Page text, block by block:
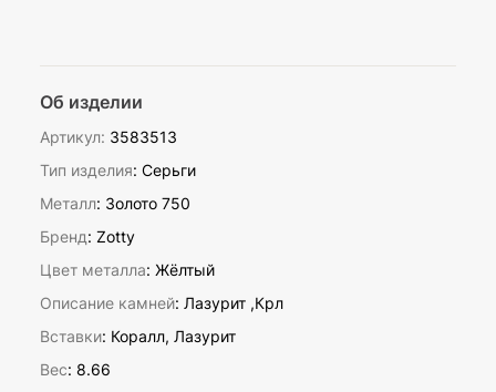
Об изделии
Артикул: 3583513
Тип изделия: Серьги
Металл: Золото 750
Бренд: Zotty
Цвет металла: Жёлтый
Описание камней: Лазурит ,Крл
Вставки: Коралл, Лазурит
Вес: 8.66